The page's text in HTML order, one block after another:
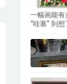
一幅画能有
“哇塞” 到想